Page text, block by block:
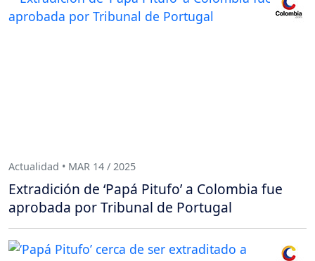
Actualidad • MAR 14 / 2025
Extradición de ‘Papá Pitufo’ a Colombia fue
aprobada por Tribunal de Portugal